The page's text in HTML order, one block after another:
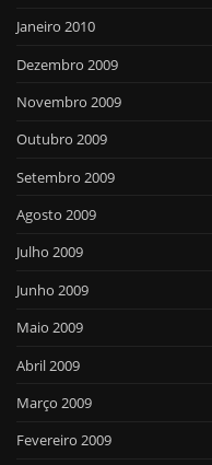
Janeiro 2010
Dezembro 2009
Novembro 2009
Outubro 2009
Setembro 2009
Agosto 2009
Julho 2009
Junho 2009
Maio 2009
Abril 2009
Março 2009
Fevereiro 2009